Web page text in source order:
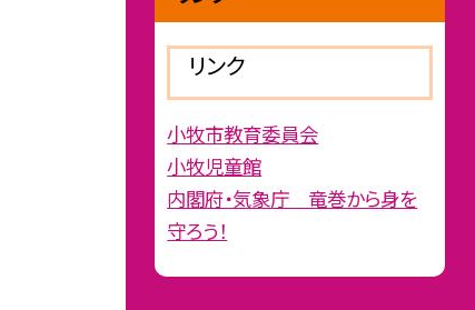
リンク
小牧市教育委員会
小牧児童館
内閣府・気象庁 竜巻から身を
守ろう！